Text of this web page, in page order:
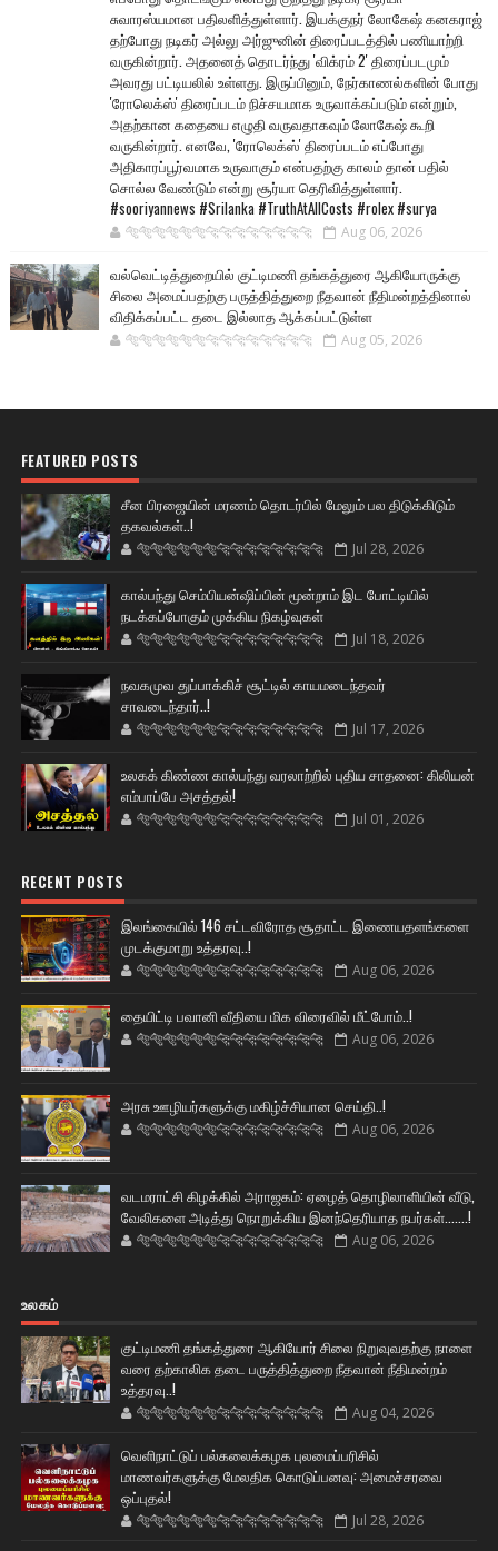
சுவாரஸ்யமான பதிலளித்துள்ளார். இயக்குநர் லோகேஷ் கனகராஜ்
தற்போது நடிகர் அல்லு அர்ஜுனின் திரைப்படத்தில் பணியாற்றி
வருகின்றார். அதனைத் தொடர்ந்து 'விக்ரம் 2' திரைப்படமும்
அவரது பட்டியலில் உள்ளது. இருப்பினும், நேர்காணல்களின் போது
'ரோலெக்ஸ்' திரைப்படம் நிச்சயமாக உருவாக்கப்படும் என்றும்,
அதற்கான கதையை எழுதி வருவதாகவும் லோகேஷ் கூறி
வருகின்றார். எனவே, 'ரோலெக்ஸ்' திரைப்படம் எப்போது
அதிகாரப்பூர்வமாக உருவாகும் என்பதற்கு காலம் தான் பதில்
சொல்ல வேண்டும் என்று சூர்யா தெரிவித்துள்ளார்.
#sooriyannews #Srilanka #TruthAtAllCosts #rolex #surya
🐅🐅🐅🐅🐅🐅🐆🐆🐆🐆🐆🐆🐆🐆 Aug 06, 2026
வல்வெட்டித்துறையில் குட்டிமணி தங்கத்துரை ஆகியோருக்கு
சிலை அமைப்பதற்கு பருத்தித்துறை நீதவான் நீதிமன்றத்தினால்
விதிக்கப்பட்ட தடை இல்லாத ஆக்கப்பட்டுள்ள
🐅🐅🐅🐅🐅🐅🐆🐆🐆🐆🐆🐆🐆🐆 Aug 05, 2026
FEATURED POSTS
சீன பிரஜையின் மரணம் தொடர்பில் மேலும் பல திடுக்கிடும்
தகவல்கள்..!
🐅🐅🐅🐅🐅🐅🐆🐆🐆🐆🐆🐆🐆🐆 Jul 28, 2026
கால்பந்து செம்பியன்ஷிப்பின் மூன்றாம் இட போட்டியில்
நடக்கப்போகும் முக்கிய நிகழ்வுகள்
🐅🐅🐅🐅🐅🐅🐆🐆🐆🐆🐆🐆🐆🐆 Jul 18, 2026
நவகமுவ துப்பாக்கிச் சூட்டில் காயமடைந்தவர்
சாவடைந்தார்..!
🐅🐅🐅🐅🐅🐅🐆🐆🐆🐆🐆🐆🐆🐆 Jul 17, 2026
உலகக் கிண்ண கால்பந்து வரலாற்றில் புதிய சாதனை: கிலியன்
எம்பாப்பே அசத்தல்!
🐅🐅🐅🐅🐅🐅🐆🐆🐆🐆🐆🐆🐆🐆 Jul 01, 2026
RECENT POSTS
இலங்கையில் 146 சட்டவிரோத சூதாட்ட இணையதளங்களை
முடக்குமாறு உத்தரவு..!
🐅🐅🐅🐅🐅🐅🐆🐆🐆🐆🐆🐆🐆🐆 Aug 06, 2026
தையிட்டி பவானி வீதியை மிக விரைவில் மீட்போம்..!
🐅🐅🐅🐅🐅🐅🐆🐆🐆🐆🐆🐆🐆🐆 Aug 06, 2026
அரசு ஊழியர்களுக்கு மகிழ்ச்சியான செய்தி..!
🐅🐅🐅🐅🐅🐅🐆🐆🐆🐆🐆🐆🐆🐆 Aug 06, 2026
வடமராட்சி கிழக்கில் அராஜகம்: ஏழைத் தொழிலாளியின் வீடு,
வேலிகளை அடித்து நொறுக்கிய இனந்தெரியாத நபர்கள்.......!
🐅🐅🐅🐅🐅🐅🐆🐆🐆🐆🐆🐆🐆🐆 Aug 06, 2026
உலகம்
குட்டிமணி தங்கத்துரை ஆகியோர் சிலை நிறுவுவதற்கு நாளை
வரை தற்காலிக தடை பருத்தித்துறை நீதவான் நீதிமன்றம்
உத்தரவு..!
🐅🐅🐅🐅🐅🐅🐆🐆🐆🐆🐆🐆🐆🐆 Aug 04, 2026
வெளிநாட்டுப் பல்கலைக்கழக புலமைப்பரிசில்
மாணவர்களுக்கு மேலதிக கொடுப்பனவு: அமைச்சரவை
ஒப்புதல்!
🐅🐅🐅🐅🐅🐅🐆🐆🐆🐆🐆🐆🐆🐆 Jul 28, 2026